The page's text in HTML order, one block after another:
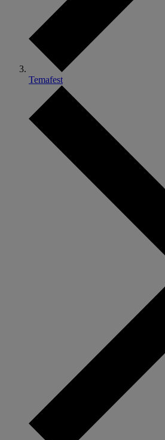
Temafest